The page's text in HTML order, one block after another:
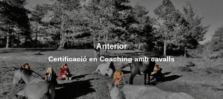
Anterior
Certificació en Coaching amb cavalls